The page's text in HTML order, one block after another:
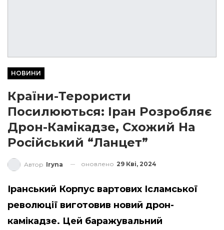
НОВИНИ
Країни-Терористи
Посилюються: Іран Розробляє
Дрон-Камікадзе, Схожий На
Російський “Ланцет”
Автор Iryna оновлено 29 Кві, 2024
Іранський Корпус вартових Ісламської
революції виготовив новий дрон-
камікадзе. Цей баражувальний